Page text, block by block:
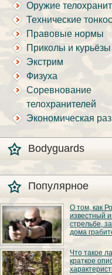
Оружие
Технические
Правовые нормы
Приколы и курьёзы
Экстрим
Физуха
Соревнование
телохранителей
Экономическая
Bodyguards
Популярное
О том, как
известный
стрельбе,
дома
Вот вы всё говорите:
«В США круто, там
можно любого
постороннего в своём
Что такое
краткое